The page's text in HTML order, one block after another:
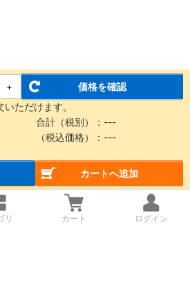
+
価格を確認
ただけます。
合計（税別）： ---
（税込価格）： ---
カートへ追加
リ カート ログイン